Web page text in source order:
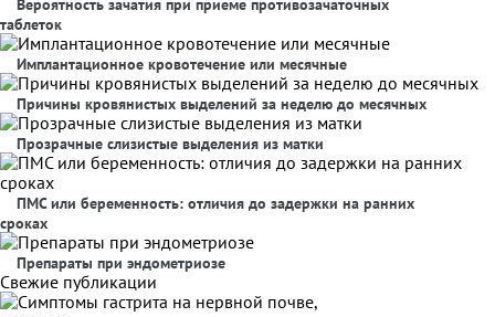
Вероятность зачатия при приеме противозачаточных
таблеток
Имплантационное кровотечение или месячные
Причины кровянистых выделений за неделю до месячных
Прозрачные слизистые выделения из матки
ПМС или беременность: отличия до задержки на ранних
сроках
Препараты при эндометриозе
Свежие публикации